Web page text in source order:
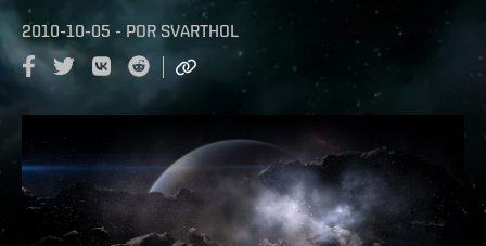
2010-10-05 - POR SVARTHOL